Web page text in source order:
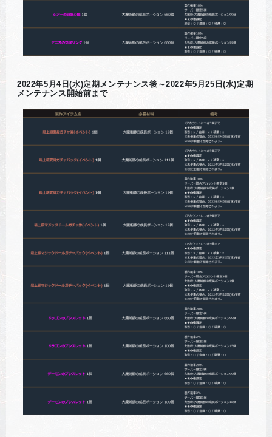
2022年5月4日(水)定期メンテナンス後～2022年5月25日(水)定期
メンテナンス開始前まで